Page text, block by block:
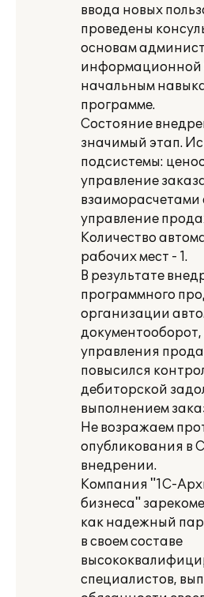
ввода новых
проведены
основам
информационной
начальным
программе.
Состояние
значимый этап.
подсистемы:
управление
взаиморасчетами
управление
Количество
рабочих мест - 1.
В результате
программного
организации
управления
повысился
дебиторской
выполнением
Не возражаем
опубликования в
внедрении.
Компания "1С-
бизнеса"
как надежный
в своем составе
специалистов,